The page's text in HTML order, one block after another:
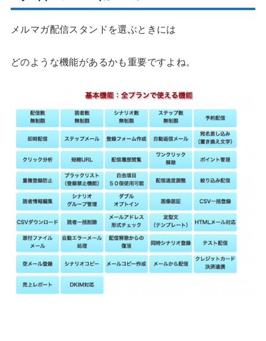
メルマガ配信スタンドを選ぶときには
どのような機能があるかも重要ですよね。